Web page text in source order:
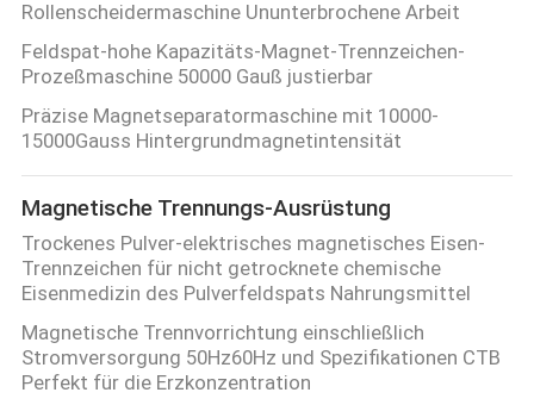
QUALITÄTSKONTROLLE
TRETEN
SIE
MIT
UNS
IN
VERBINDUNG
Rollenscheidermaschine Ununterbrochene Arbeit
Feldspat-hohe Kapazitäts-Magnet-Trennzeichen-
Prozeßmaschine 50000 Gauß justierbar
Präzise Magnetseparatormaschine mit 10000-
15000Gauss Hintergrundmagnetintensität
Magnetische Trennungs-Ausrüstung
Trockenes Pulver-elektrisches magnetisches Eisen-
Trennzeichen für nicht getrocknete chemische
Eisenmedizin des Pulverfeldspats Nahrungsmittel
Magnetische Trennvorrichtung einschließlich
Stromversorgung 50Hz60Hz und Spezifikationen CTB
Perfekt für die Erzkonzentration